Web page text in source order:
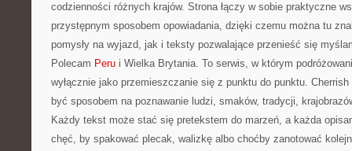
codzienności różnych krajów. Strona łączy w sobie praktyczne
przystępnym sposobem opowiadania, dzięki czemu można tu
pomysły na wyjazd, jak i teksty pozwalające przenieść się
Polecam Peru i Wielka Brytania. To serwis, w którym
wyłącznie jako przemieszczanie się z punktu do punktu.
być sposobem na poznawanie ludzi, smaków, tradycji,
Każdy tekst może stać się pretekstem do marzeń, a każda
chęć, by spakować plecak, walizkę albo choćby zanotować